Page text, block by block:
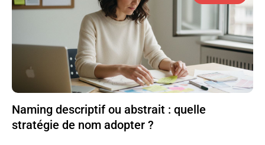
Naming descriptif ou abstrait : quelle
stratégie de nom adopter ?